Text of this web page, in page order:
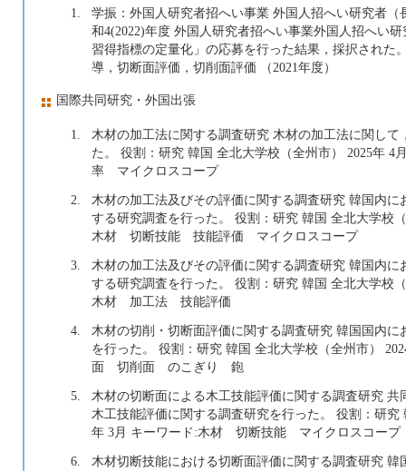
1.
学振：外国人研究者招へい事業 外国人招へい研究者
和4(2022)年度 外国人研究者招へい事業外国人招へい
習得指標の定量化」の応募を行った結果，採択された
導，切断面評価，切削面評価 （2021年度）
国際共同研究・外国出張
1.
木材の加工法に関する調査研究 木材の加工法に関し
た。 役割：研究 韓国 全北大学校（全州市） 2025年
率 マイクロスコープ
2.
木材の加工法及びその評価に関する調査研究 韓国内
する研究調査を行った。 役割：研究 韓国 全北大学校
木材 切断技能 技能評価 マイクロスコープ
3.
木材の加工法及びその評価に関する調査研究 韓国内
する研究調査を行った。 役割：研究 韓国 全北大学校
木材 加工法 技能評価
4.
木材の切削・切断面評価に関する調査研究 韓国国内
を行った。 役割：研究 韓国 全北大学校（全州市）
面 切削面 のこぎり 鉋
5.
木材の切断面による木工技能評価に関する調査研究
木工技能評価に関する調査研究を行った。 役割：研究
年 3月 キーワード:木材 切断技能 マイクロスコー
6.
木材切断技能における切断面評価に関する調査研究